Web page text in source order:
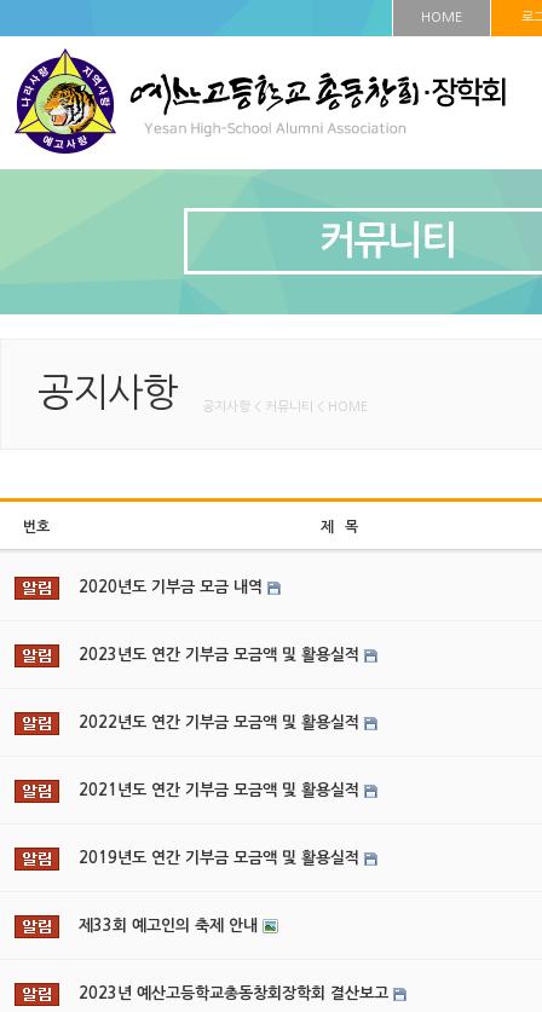
HOME 로
커뮤니티
공지사항 공지사항 < 커뮤니티 < HOME
번호 제 목
2020년도 기부금 모금 내역
2023년도 연간 기부금 모금액 및 활용실적
2022년도 연간 기부금 모금액 및 활용실적
2021년도 연간 기부금 모금액 및 활용실적
2019년도 연간 기부금 모금액 및 활용실적
제33회 예고인의 축제 안내
2023년 예산고등학교총동창회장학회 결산보고